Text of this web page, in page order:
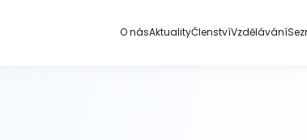
O násAktualityČlenstvíVzdělávání